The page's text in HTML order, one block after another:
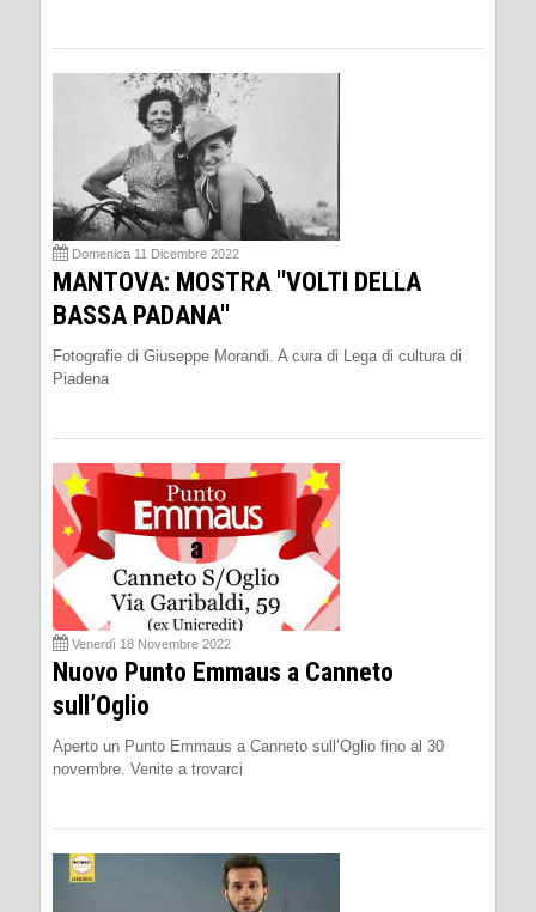
Domenica 11 Dicembre 2022
MANTOVA: MOSTRA ''VOLTI DELLA
BASSA PADANA''
Fotografie di Giuseppe Morandi. A cura di Lega di cultura di
Piadena
Venerdì 18 Novembre 2022
Nuovo Punto Emmaus a Canneto
sull’Oglio
Aperto un Punto Emmaus a Canneto sull’Oglio fino al 30
novembre. Venite a trovarci